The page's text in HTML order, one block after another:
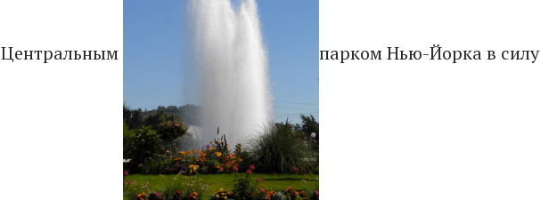
Центральным парком Нью-Йорка в силу